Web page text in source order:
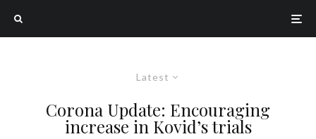
Latest
Corona Update: Encouraging
increase in Kovid’s trials